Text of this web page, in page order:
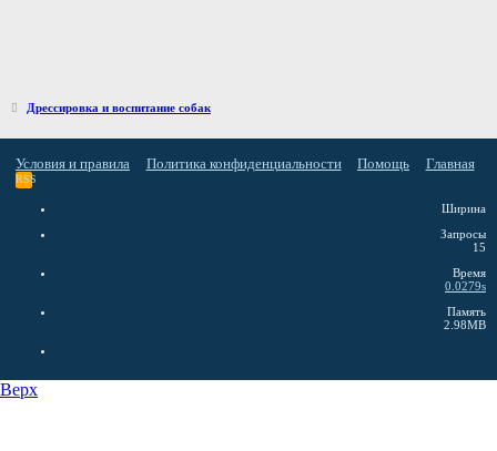
Дрессировка и воспитание собак
Условия и правила Политика конфиденциальности Помощь Главная
RSS
Ширина
Запросы
15
Время
0.0279s
Память
2.98MB
Верх